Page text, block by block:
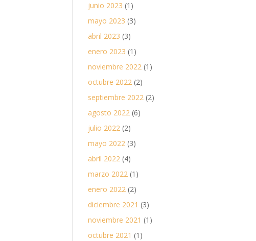
junio 2023 (1)
mayo 2023 (3)
abril 2023 (3)
enero 2023 (1)
noviembre 2022 (1)
octubre 2022 (2)
septiembre 2022 (2)
agosto 2022 (6)
julio 2022 (2)
mayo 2022 (3)
abril 2022 (4)
marzo 2022 (1)
enero 2022 (2)
diciembre 2021 (3)
noviembre 2021 (1)
octubre 2021 (1)